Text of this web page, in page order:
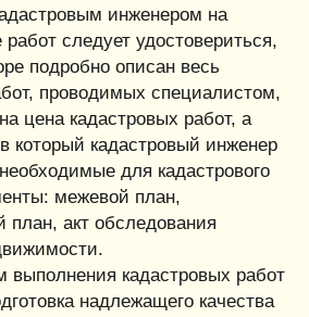
инженером на
следует удостовериться,
подробно описан весь
проводимых специалистом,
цена кадастровых работ, а
который кадастровый инженер
для кадастрового
межевой план,
план, акт обследования
выполнения кадастровых работ
надлежащего качества